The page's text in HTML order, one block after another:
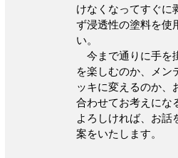
けなくなってすぐに
ず浸透性の塗料を使
い。
今まで通りに手を
を楽しむのか、メン
ッキに変えるのか、
合わせてお考えにな
よろしければ、お話
案をいたします。